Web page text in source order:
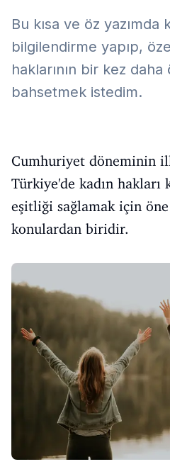
Bu kısa ve öz yazımda
bilgilendirme yapıp,
haklarının bir kez
bahsetmek istedim.
Cumhuriyet döneminin
Türkiye'de kadın hakları
eşitliği sağlamak için öne
konulardan biridir.